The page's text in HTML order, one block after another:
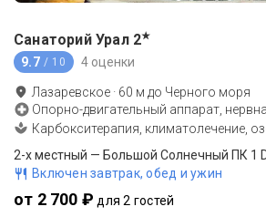
Санаторий Урал 2★
9.7 / 10 4 оценки
Лазаревское · 60 м до Черного моря
Опорно-двигательный аппарат,
Карбокситерапия, климатолечение,
2-x местный — Большой Солнечный ПК 1
Включен завтрак, обед и ужин
от 2 700 ₽ для 2 гостей